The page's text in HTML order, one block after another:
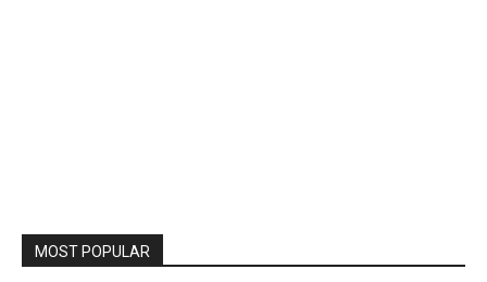
MOST POPULAR